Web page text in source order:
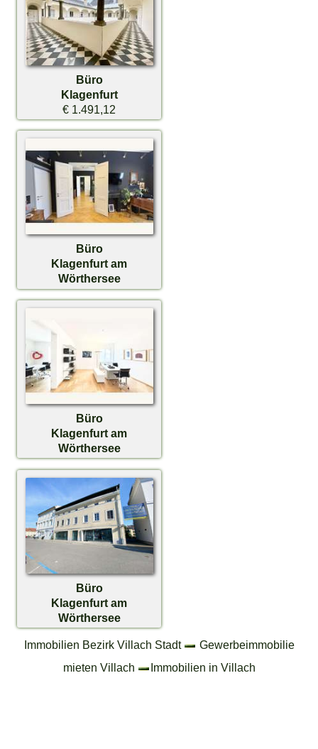
Büro
Klagenfurt
€ 1.491,12
Büro
Klagenfurt am
Wörthersee
€ 1.991,21
Büro
Klagenfurt am
Wörthersee
€ 1.867,91
Büro
Klagenfurt am
Wörthersee
€ 4.283,38
Immobilien Bezirk Villach Stadt
Gewerbeimmobilie
mieten Villach
Immobilien in Villach